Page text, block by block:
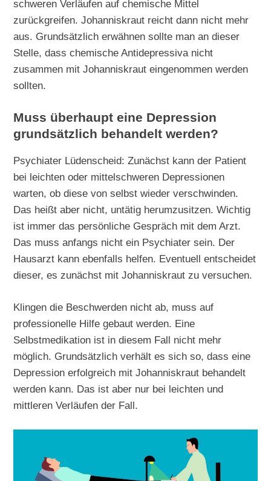
schweren Verläufen auf chemische Mittel
zurückgreifen. Johanniskraut reicht dann nicht mehr
aus. Grundsätzlich erwähnen sollte man an dieser
Stelle, dass chemische Antidepressiva nicht
zusammen mit Johanniskraut eingenommen werden
sollten.
Muss überhaupt eine Depression
grundsätzlich behandelt werden?
Psychiater Lüdenscheid: Zunächst kann der Patient
bei leichten oder mittelschweren Depressionen
warten, ob diese von selbst wieder verschwinden.
Das heißt aber nicht, untätig herumzusitzen. Wichtig
ist immer das persönliche Gespräch mit dem Arzt.
Das muss anfangs nicht ein Psychiater sein. Der
Hausarzt kann ebenfalls helfen. Eventuell entscheidet
dieser, es zunächst mit Johanniskraut zu versuchen.
Klingen die Beschwerden nicht ab, muss auf
professionelle Hilfe gebaut werden. Eine
Selbstmedikation ist in diesem Fall nicht mehr
möglich. Grundsätzlich verhält es sich so, dass eine
Depression erfolgreich mit Johanniskraut behandelt
werden kann. Das ist aber nur bei leichten und
mittleren Verläufen der Fall.